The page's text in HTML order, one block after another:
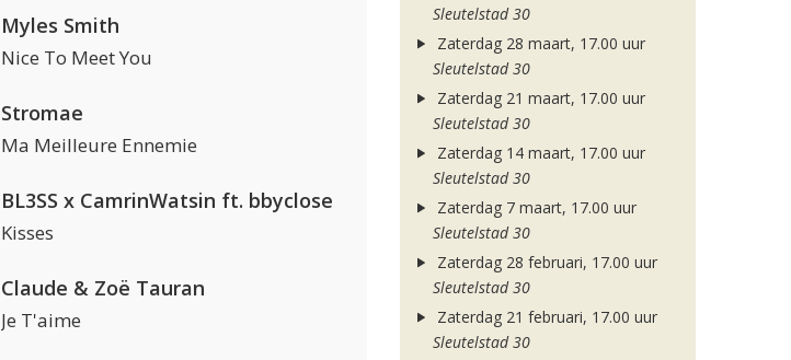
Myles Smith
Nice To Meet You
Stromae
Ma Meilleure Ennemie
BL3SS x CamrinWatsin ft. bbyclose
Kisses
Claude & Zoë Tauran
Je T'aime
Sleutelstad 30
Zaterdag 28 maart, 17.00 uur
Sleutelstad 30
Zaterdag 21 maart, 17.00 uur
Sleutelstad 30
Zaterdag 14 maart, 17.00 uur
Sleutelstad 30
Zaterdag 7 maart, 17.00 uur
Sleutelstad 30
Zaterdag 28 februari, 17.00 uur
Sleutelstad 30
Zaterdag 21 februari, 17.00 uur
Sleutelstad 30